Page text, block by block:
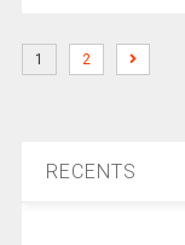
1 2
RECENTS